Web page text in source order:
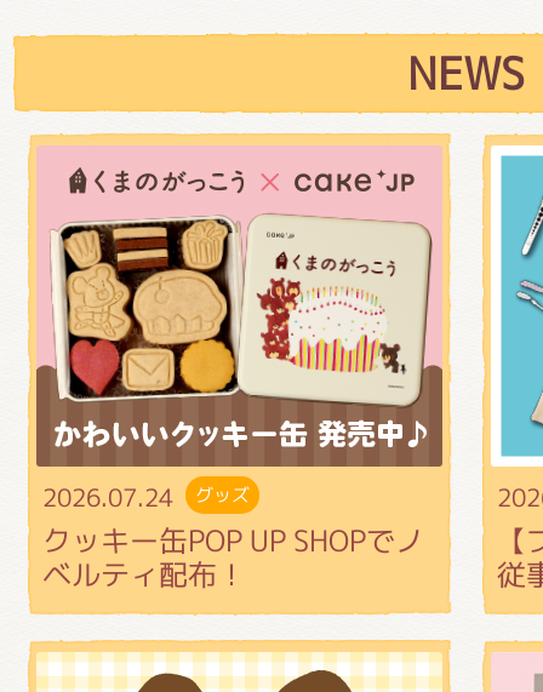
NEWS
2026.07.24 グッズ
クッキー缶POP UP SHOPでノ
ベルティ配布！
従